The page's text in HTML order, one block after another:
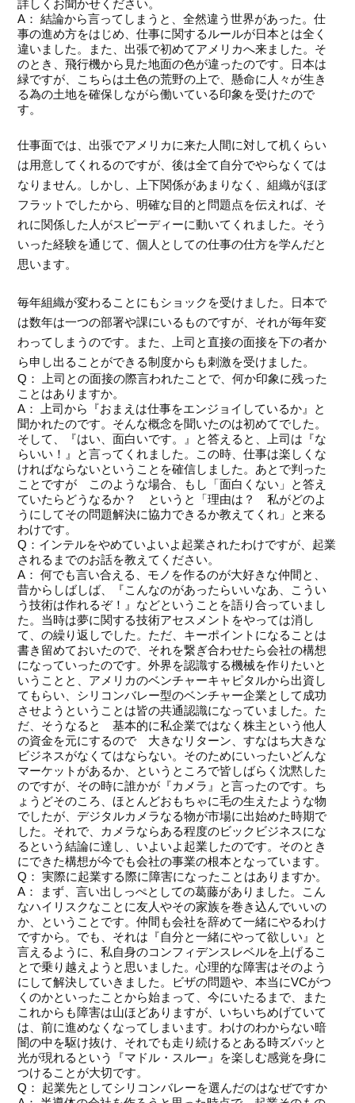
詳しくお聞かせください。
A： 結論から言ってしまうと、全然違う世界があった。仕
事の進め方をはじめ、仕事に関するルールが日本とは全く
違いました。また、出張で初めてアメリカへ来ました。そ
のとき、飛行機から見た地面の色が違ったのです。日本は
緑ですが、こちらは土色の荒野の上で、懸命に人々が生き
る為の土地を確保しながら働いている印象を受けたので
す。
仕事面では、出張でアメリカに来た人間に対して机くらい
は用意してくれるのですが、後は全て自分でやらなくては
なりません。しかし、上下関係があまりなく、組織がほぼ
フラットでしたから、明確な目的と問題点を伝えれば、そ
れに関係した人がスピーディーに動いてくれました。そう
いった経験を通じて、個人としての仕事の仕方を学んだと
思います。
毎年組織が変わることにもショックを受けました。日本で
は数年は一つの部署や課にいるものですが、それが毎年変
わってしまうのです。また、上司と直接の面接を下の者か
ら申し出ることができる制度からも刺激を受けました。
Q： 上司との面接の際言われたことで、何か印象に残った
ことはありますか。
A： 上司から『おまえは仕事をエンジョイしているか』と
聞かれたのです。そんな概念を聞いたのは初めてでした。
そして、『はい、面白いです。』と答えると、上司は『な
らいい！』と言ってくれました。この時、仕事は楽しくな
ければならないということを確信しました。あとで判った
ことですが このような場合、もし「面白くない」と答え
ていたらどうなるか？ というと「理由は？ 私がどのよ
うにしてその問題解決に協力できるか教えてくれ」と来る
わけです。
Q：インテルをやめていよいよ起業されたわけですが、起業
されるまでのお話を教えてください。
A： 何でも言い合える、モノを作るのが大好きな仲間と、
昔からしばしば、『こんなのがあったらいいなあ、こうい
う技術は作れるぞ！』などということを語り合っていまし
た。当時は夢に関する技術アセスメントをやっては消し
て、の繰り返しでした。ただ、キーポイントになることは
書き留めておいたので、それを繋ぎ合わせたら会社の構想
になっていったのです。外界を認識する機械を作りたいと
いうことと、アメリカのベンチャーキャピタルから出資し
てもらい、シリコンバレー型のベンチャー企業として成功
させようということは皆の共通認識になっていました。た
だ、そうなると 基本的に私企業ではなく株主という他人
の資金を元にするので 大きなリターン、すなはち大きな
ビジネスがなくてはならない。そのためにいったいどんな
マーケットがあるか、というところで皆しばらく沈黙した
のですが、その時に誰かが『カメラ』と言ったのです。ち
ょうどそのころ、ほとんどおもちゃに毛の生えたような物
でしたが、デジタルカメラなる物が市場に出始めた時期で
した。それで、カメラならある程度のビックビジネスにな
るという結論に達し、いよいよ起業したのです。そのとき
にできた構想が今でも会社の事業の根本となっています。
Q： 実際に起業する際に障害になったことはありますか。
A： まず、言い出しっぺとしての葛藤がありました。こん
なハイリスクなことに友人やその家族を巻き込んでいいの
か、ということです。仲間も会社を辞めて一緒にやるわけ
ですから。でも、それは『自分と一緒にやって欲しい』と
言えるように、私自身のコンフィデンスレベルを上げるこ
とで乗り越えようと思いました。心理的な障害はそのよう
にして解決していきました。ビザの問題や、本当にVCがつ
くのかといったことから始まって、今にいたるまで、また
これからも障害は山ほどありますが、いちいちめげていて
は、前に進めなくなってしまいます。わけのわからない暗
闇の中を駆け抜け、それでも走り続けるとある時ズバッと
光が現れるという『マドル・スルー』を楽しむ感覚を身に
つけることが大切です。
Q： 起業先としてシリコンバレーを選んだのはなぜですか